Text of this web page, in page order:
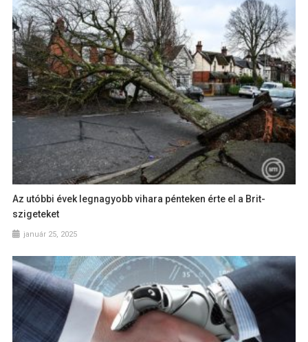
Az utóbbi évek legnagyobb vihara pénteken érte el a Brit-
szigeteket
január 25, 2025